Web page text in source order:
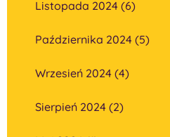
Listopada 2024 (6)
Października 2024 (5)
Wrzesień 2024 (4)
Sierpień 2024 (2)